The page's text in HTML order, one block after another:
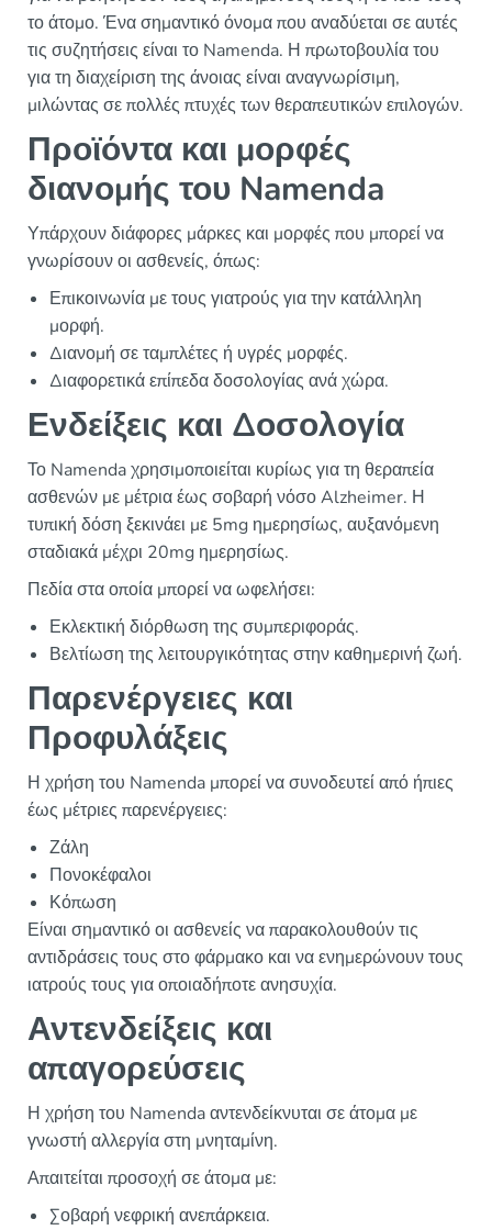
το άτομο. Ένα σημαντικό όνομα που αναδύεται σε αυτές
τις συζητήσεις είναι το Namenda. Η πρωτοβουλία του
για τη διαχείριση της άνοιας είναι αναγνωρίσιμη,
μιλώντας σε πολλές πτυχές των θεραπευτικών επιλογών.
Προϊόντα και μορφές
διανομής του Namenda
Υπάρχουν διάφορες μάρκες και μορφές που μπορεί να
γνωρίσουν οι ασθενείς, όπως:
Επικοινωνία με τους γιατρούς για την κατάλληλη
μορφή.
Διανομή σε ταμπλέτες ή υγρές μορφές.
Διαφορετικά επίπεδα δοσολογίας ανά χώρα.
Ενδείξεις και Δοσολογία
Το Namenda χρησιμοποιείται κυρίως για τη θεραπεία
ασθενών με μέτρια έως σοβαρή νόσο Alzheimer. Η
τυπική δόση ξεκινάει με 5mg ημερησίως, αυξανόμενη
σταδιακά μέχρι 20mg ημερησίως.
Πεδία στα οποία μπορεί να ωφελήσει:
Εκλεκτική διόρθωση της συμπεριφοράς.
Βελτίωση της λειτουργικότητας στην καθημερινή ζωή.
Παρενέργειες και
Προφυλάξεις
Η χρήση του Namenda μπορεί να συνοδευτεί από ήπιες
έως μέτριες παρενέργειες:
Ζάλη
Πονοκέφαλοι
Κόπωση
Είναι σημαντικό οι ασθενείς να παρακολουθούν τις
αντιδράσεις τους στο φάρμακο και να ενημερώνουν τους
ιατρούς τους για οποιαδήποτε ανησυχία.
Αντενδείξεις και
απαγορεύσεις
Η χρήση του Namenda αντενδείκνυται σε άτομα με
γνωστή αλλεργία στη μνηταμίνη.
Απαιτείται προσοχή σε άτομα με:
Σοβαρή νεφρική ανεπάρκεια.